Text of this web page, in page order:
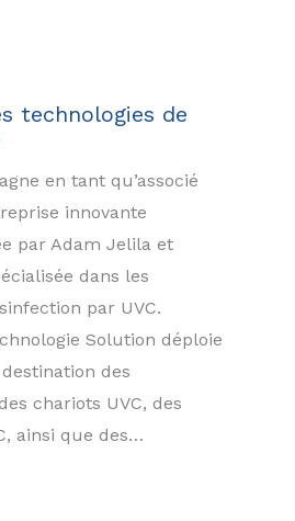
technologies de
en tant qu’associé
innovante
par Adam Jelila et
dans les
par UVC.
Solution déploie
des
chariots UVC, des
ainsi que des…